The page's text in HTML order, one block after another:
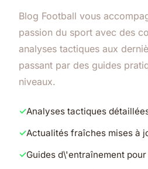
Blog Football vous
passion du sport avec des
analyses tactiques aux
passant par des guides
niveaux.
Analyses tactiques
Actualités fraîches mises à
Guides d\'entraînement